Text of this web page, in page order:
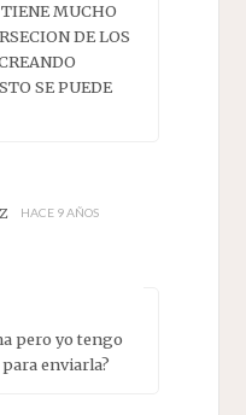
MUCHO
DE LOS
SE PUEDE
HACE 9 AÑOS
pero yo tengo
enviarla?